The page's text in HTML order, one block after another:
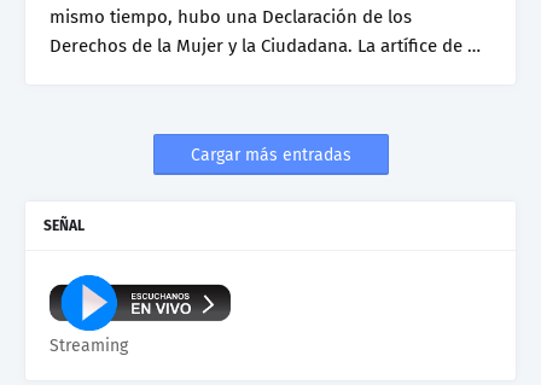
mismo tiempo, hubo una Declaración de los
Derechos de la Mujer y la Ciudadana. La artífice de …
Cargar más entradas
SEÑAL
Streaming